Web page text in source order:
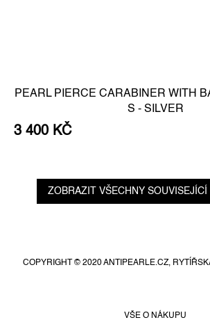
PEARL PIERCE CARABINER WITH
S - SILVER
3 400 KČ
ZOBRAZIT VŠECHNY SOUVISEJÍCÍ
COPYRIGHT © 2020 ANTIPEARLE.CZ,
VŠE O NÁKUPU